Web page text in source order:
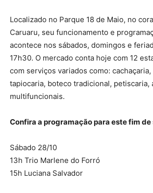
Localizado no Parque 18 de Maio, no
Caruaru, seu funcionamento e
acontece nos sábados, domingos e
17h30. O mercado conta hoje com 12
com serviços variados como:
tapiocaria, boteco tradicional, petiscaria,
multifuncionais.
Confira a programação para este fim de
Sábado 28/10
13h Trio Marlene do Forró
15h Luciana Salvador